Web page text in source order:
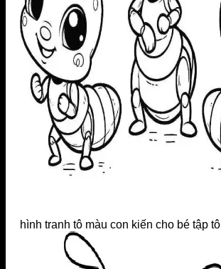
hình tranh tô màu con kiến cho bé tập tô